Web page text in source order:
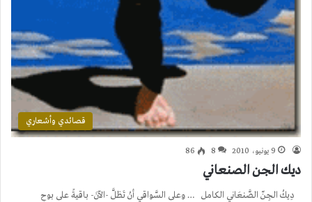
قصائدي وأشعاري
9 يونيو، 2010 8
86
ديك الجن الصنعاني
دِيكُ الجِنّ الصَّنعَاني الكامل … وعلى السَّواقي أنْ تَظلَّ -الآنَ- باقيةً على بوحِ